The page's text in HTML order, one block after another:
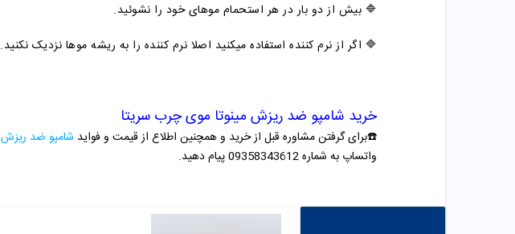
🔷 بیش از دو بار در هر استحمام موهای خود را نشوئید.
🔷 اگر از نرم کننده استفاده میکنید اصلا نرم کننده را به ریشه موها نزدیک نکنید.
خرید شامپو ضد ریزش مینوتا موی چرب سریتا
☎️برای گرفتن مشاوره قبل از خرید و همچنین اطلاع از قیمت و فواید شامپو ضد ریزش
واتساپ به شماره 09358343612 پیام دهید.